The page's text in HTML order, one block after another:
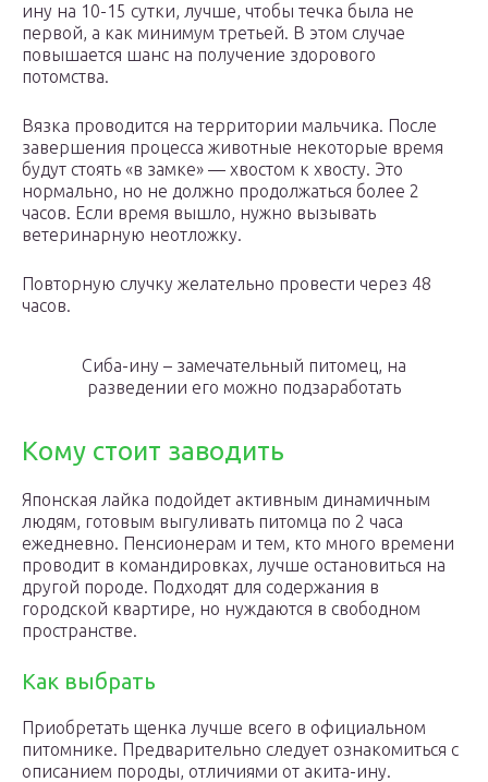
ину на 10-15 сутки, лучше, чтобы течка была не
первой, а как минимум третьей. В этом случае
повышается шанс на получение здорового
потомства.
Вязка проводится на территории мальчика. После
завершения процесса животные некоторые время
будут стоять «в замке» — хвостом к хвосту. Это
нормально, но не должно продолжаться более 2
часов. Если время вышло, нужно вызывать
ветеринарную неотложку.
Повторную случку желательно провести через 48
часов.
Сиба-ину – замечательный питомец, на
разведении его можно подзаработать
Кому стоит заводить
Японская лайка подойдет активным динамичным
людям, готовым выгуливать питомца по 2 часа
ежедневно. Пенсионерам и тем, кто много времени
проводит в командировках, лучше остановиться на
другой породе. Подходят для содержания в
городской квартире, но нуждаются в свободном
пространстве.
Как выбрать
Приобретать щенка лучше всего в официальном
питомнике. Предварительно следует ознакомиться с
описанием породы, отличиями от акита-ину.